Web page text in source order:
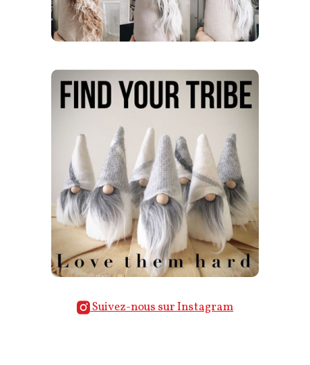
Suivez-nous sur Instagram